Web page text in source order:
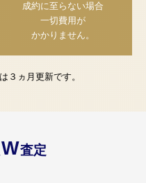
成約に至らない場合
一切費用が
かかりません。
３ヵ月更新です。
W査定